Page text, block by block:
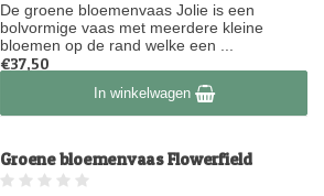
De groene bloemenvaas Jolie is een
bolvormige vaas met meerdere kleine
bloemen op de rand welke een ...
€37,50
Op voorraadIn winkelwagen
Groene bloemenvaas Flowerfield